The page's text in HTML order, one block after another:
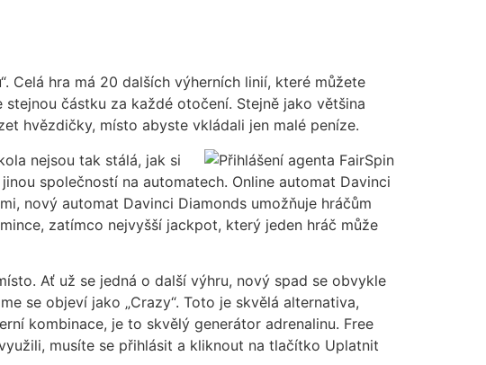
Celá hra má 20 dalších výherních linií, které můžete
částku za každé otočení. Stejně jako většina
hvězdičky, místo abyste vkládali jen malé peníze.
nejsou tak stálá, jak si
společností na automatech. Online automat Davinci
nový automat Davinci Diamonds umožňuje hráčům
zatímco nejvyšší jackpot, který jeden hráč může
Ať už se jedná o další výhru, nový spad se obvykle
se objeví jako „Crazy“. Toto je skvělá alternativa,
kombinace, je to skvělý generátor adrenalinu. Free
musíte se přihlásit a kliknout na tlačítko Uplatnit